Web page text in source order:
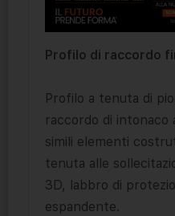
Profilo di raccordo
Profilo a tenuta di
raccordo di
simili elementi
tenuta alle
3D, labbro di
espandente.